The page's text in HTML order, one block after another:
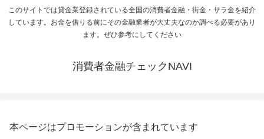
このサイトでは貸金業登録されている全国の消費者金融・街金・サラ金を紹介
しています。お金を借りる前にその金融業者が大丈夫なのか調べる必要があり
ます。ぜひ参考にしてください
消費者金融チェックNAVI
本ページはプロモーションが含まれています